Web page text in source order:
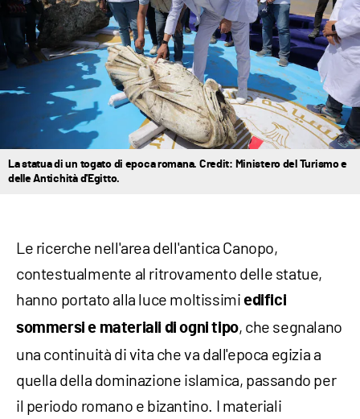
La statua di un togato di epoca romana. Credit: Ministero del Turismo e
delle Antichità d'Egitto.
Le ricerche nell'area dell'antica Canopo,
contestualmente al ritrovamento delle statue,
hanno portato alla luce moltissimiedifici
sommersi e materiali di ogni tipo, che segnalano
una continuità di vita che va dall'epoca egizia a
quella della dominazione islamica, passando per
il periodo romano e bizantino. I materiali